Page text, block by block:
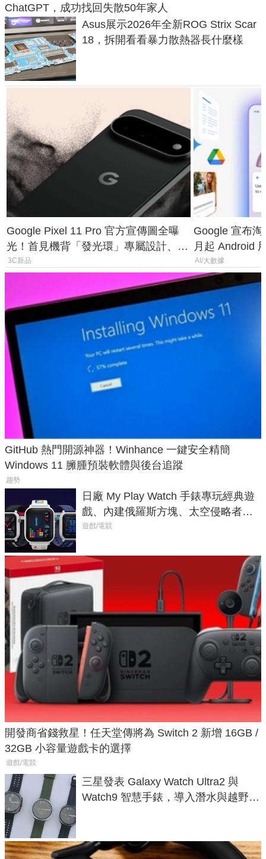
ChatGPT，成功找回失散50年家人
Asus展示2026年全新ROG Strix Scar
18，拆開看看暴力散熱器長什麼樣
Google Pixel 11 Pro 官方宣傳圖全曝
光！首見機背「發光環」專屬設計、
120 倍變焦挑戰攝影極限
3C新品
Google 宣布
月起 Android
AI/大數據
GitHub 熱門開源神器！Winhance 一鍵安全精簡
Windows 11 臃腫預裝軟體與後台追蹤
趨勢
日廠 My Play Watch 手錶專玩經典遊
戲、內建俄羅斯方塊、太空侵略者，
不過竟然不能連手機？
遊戲/電競
開發商省錢救星！任天堂傳將為 Switch 2 新增 16GB /
32GB 小容量遊戲卡的選擇
遊戲/電競
三星發表 Galaxy Watch Ultra2 與
Watch9 智慧手錶，導入潛水與越野跑